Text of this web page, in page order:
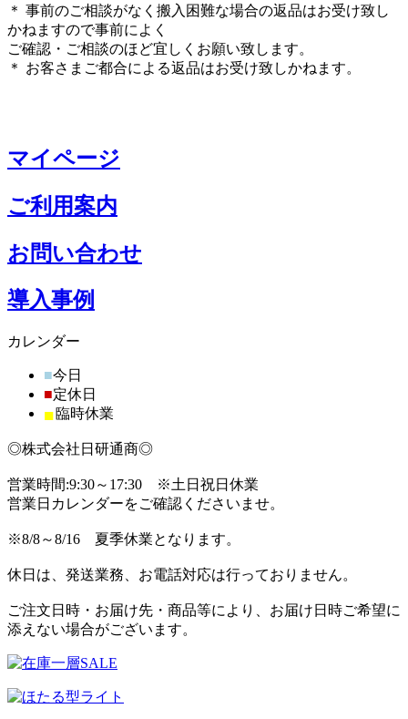
＊ 事前のご相談がなく搬入困難な場合の返品はお受け致し
かねますので事前によく
ご確認・ご相談のほど宜しくお願い致します。
＊ お客さまご都合による返品はお受け致しかねます。
マイページ
ご利用案内
お問い合わせ
導入事例
カレンダー
■今日
■定休日
■臨時休業
◎株式会社日研通商◎
営業時間:9:30～17:30 ※土日祝日休業
営業日カレンダーをご確認くださいませ。
※8/8～8/16 夏季休業となります。
休日は、発送業務、お電話対応は行っておりません。
ご注文日時・お届け先・商品等により、お届け日時ご希望に
添えない場合がございます。